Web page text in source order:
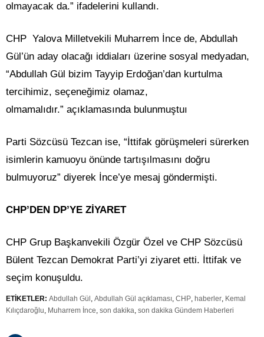
olmayacak da.” ifadelerini kullandı.
CHP Yalova Milletvekili Muharrem İnce de, Abdullah
Gül’ün aday olacağı iddiaları üzerine sosyal medyadan,
“Abdullah Gül bizim Tayyip Erdoğan’dan kurtulma
tercihimiz, seçeneğimiz olamaz,
olmamalıdır.” açıklamasında bulunmuştuı
Parti Sözcüsü Tezcan ise, “İttifak görüşmeleri sürerken
isimlerin kamuoyu önünde tartışılmasını doğru
bulmuyoruz” diyerek İnce’ye mesaj göndermişti.
CHP’DEN DP’YE ZİYARET
CHP Grup Başkanvekili Özgür Özel ve CHP Sözcüsü
Bülent Tezcan Demokrat Parti’yi ziyaret etti. İttifak ve
seçim konuşuldu.
ETİKETLER: Abdullah Gül , Abdullah Gül açıklaması, CHP, haberler, Kemal
Kılıçdaroğlu, Muharrem İnce, son dakika, son dakika Gündem Haberleri